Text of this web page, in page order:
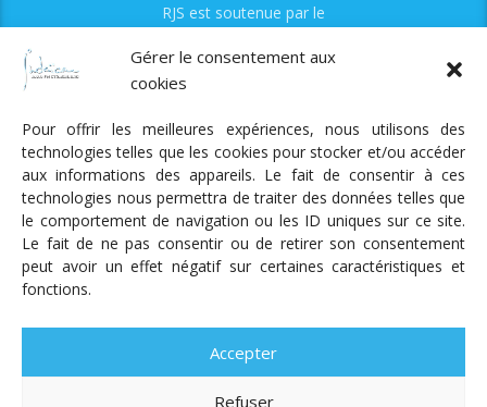
Gérer le consentement aux
cookies
Pour offrir les meilleures expériences, nous utilisons des
technologies telles que les cookies pour stocker et/ou accéder
aux informations des appareils. Le fait de consentir à ces
technologies nous permettra de traiter des données telles que
le comportement de navigation ou les ID uniques sur ce site.
Le fait de ne pas consentir ou de retirer son consentement
peut avoir un effet négatif sur certaines caractéristiques et
fonctions.
Accepter
Refuser
RJS est soutenue par le
Radio Judaica Strasbourg
Tous droits réservés
RADIO JUDAÏCA
ÉMISSIONS ET GRILLE DES PROGRAMMES
PODCASTS
UN DON
ADHÉRER MENTIONS LÉGALES
RÉAL.